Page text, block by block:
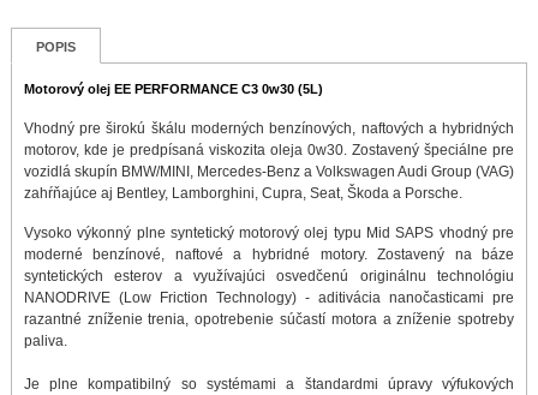
POPIS
Motorový olej EE PERFORMANCE C3 0w30 (5L)
Vhodný pre širokú škálu moderných benzínových, naftových a hybridných
motorov, kde je predpísaná viskozita oleja 0w30. Zostavený špeciálne pre
vozidlá skupín BMW/MINI, Mercedes-Benz a Volkswagen Audi Group (VAG)
zahŕňajúce aj Bentley, Lamborghini, Cupra, Seat, Škoda a Porsche.
Vysoko výkonný plne syntetický motorový olej typu Mid SAPS vhodný pre
moderné benzínové, naftové a hybridné motory. Zostavený na báze
syntetických esterov a využívajúci osvedčenú originálnu technológiu
NANODRIVE (Low Friction Technology) - aditivácia nanočasticami pre
razantné zníženie trenia, opotrebenie súčastí motora a zníženie spotreby
paliva.
Je plne kompatibilný so systémami a štandardmi úpravy výfukových